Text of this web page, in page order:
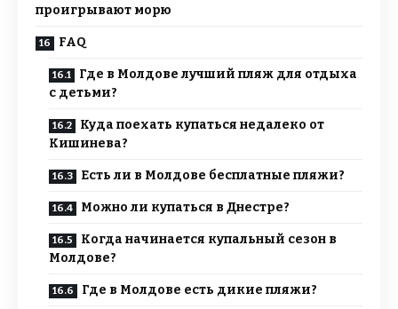
проигрывают морю
FAQ
Где в Молдове лучший пляж для отдыха
с детьми?
Куда поехать купаться недалеко от
Кишинева?
Есть ли в Молдове бесплатные пляжи?
Можно ли купаться в Днестре?
Когда начинается купальный сезон в
Молдове?
Где в Молдове есть дикие пляжи?